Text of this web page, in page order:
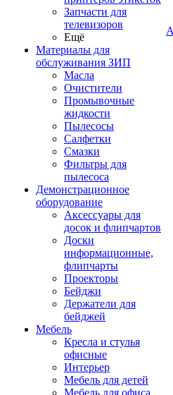
Запчасти для
телевизоров
Ещё
Материалы для
обслуживания ЗИП
Масла
Очистители
Промывочные
жидкости
Пылесосы
Салфетки
Смазки
Фильтры для
пылесоса
Демонстрационное
оборудование
Аксессуары для
досок и флипчартов
Доски
информационные,
флипчарты
Проекторы
Бейджи
Держатели для
бейджей
Мебель
Кресла и стулья
офисные
Интерьер
Мебель для детей
Мебель для офиса